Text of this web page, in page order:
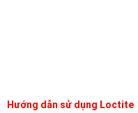
Hướng dẫn sử dụng Loctite